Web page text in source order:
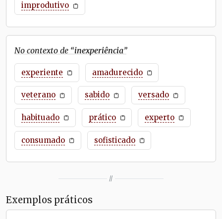
improdutivo
No contexto de “inexperiência”
experiente amadurecido
veterano sabido versado
habituado prático experto
consumado sofisticado
//
Exemplos práticos